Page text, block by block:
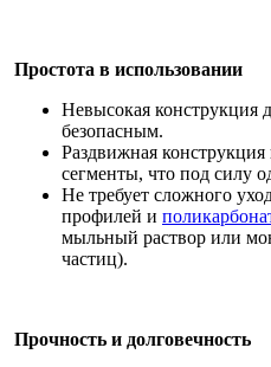
Простота в использовании
Невысокая конструкция
безопасным.
Раздвижная конструкция
сегменты, что под силу
Не требует сложного
профилей и
мыльный раствор или
частиц).
Прочность и долговечность